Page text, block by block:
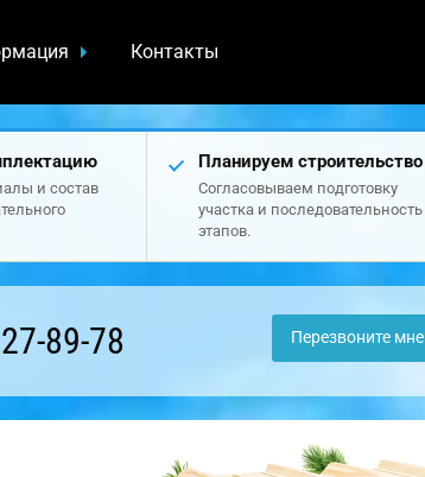
Контакты
и состав
Планируем строительство
Согласовываем подготовку
участка и последовательность
этапов.
89-78 Перезвоните мне